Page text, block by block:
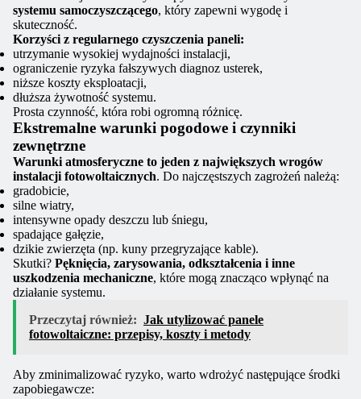
systemu samoczyszczącego, który zapewni wygodę i
skuteczność.
Korzyści z regularnego czyszczenia paneli:
utrzymanie wysokiej wydajności instalacji,
ograniczenie ryzyka fałszywych diagnoz usterek,
niższe koszty eksploatacji,
dłuższa żywotność systemu.
Prosta czynność, która robi ogromną różnicę.
Ekstremalne warunki pogodowe i czynniki
zewnętrzne
Warunki atmosferyczne to jeden z największych wrogów
instalacji fotowoltaicznych. Do najczęstszych zagrożeń należą:
gradobicie,
silne wiatry,
intensywne opady deszczu lub śniegu,
spadające gałęzie,
dzikie zwierzęta (np. kuny przegryzające kable).
Skutki? Pęknięcia, zarysowania, odkształcenia i inne
uszkodzenia mechaniczne, które mogą znacząco wpłynąć na
działanie systemu.
Przeczytaj również: Jak utylizować panele
fotowoltaiczne: przepisy, koszty i metody
Aby zminimalizować ryzyko, warto wdrożyć następujące środki
zapobiegawcze: